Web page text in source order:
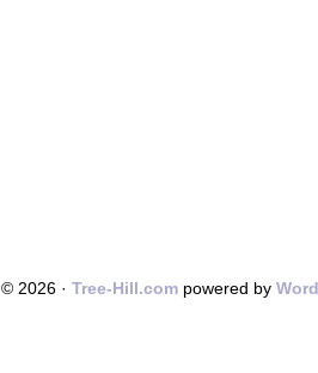
© 2026 · Tree-Hill.compowered by